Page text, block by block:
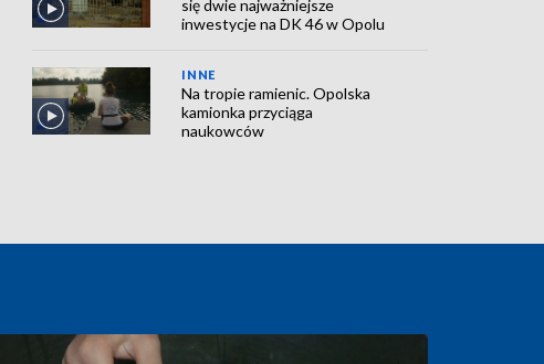
się dwie najważniejsze
inwestycje na DK 46 w Opolu
INNE
Na tropie ramienic. Opolska
kamionka przyciąga
naukowców